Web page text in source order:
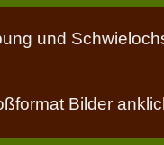
und
Bilder